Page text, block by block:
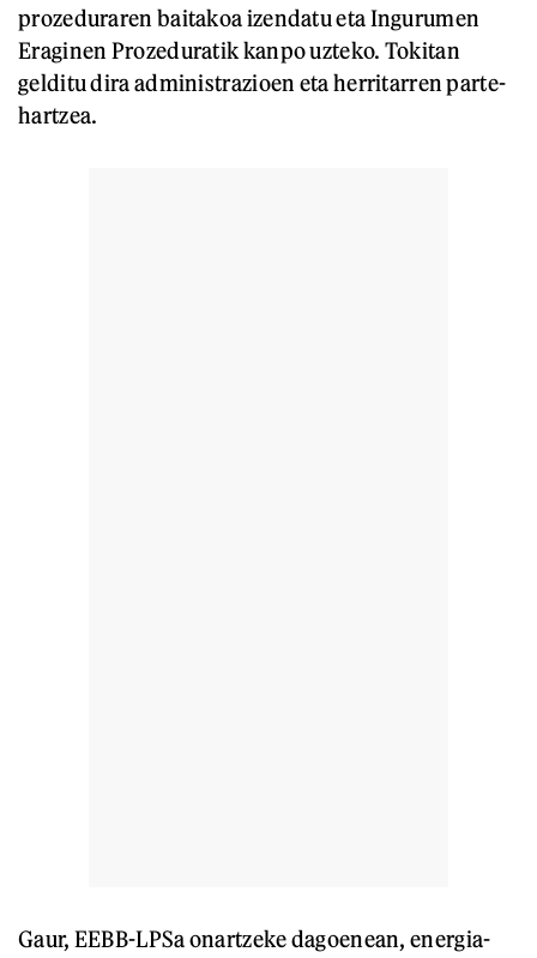
prozeduraren baitakoa izendatu eta Ingurumen
Eraginen Prozeduratik kanpo uzteko. Tokitan
gelditu dira administrazioen eta herritarren parte-
hartzea.
Gaur, EEBB-LPSa onartzeke dagoenean, energia-